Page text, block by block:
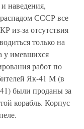
наведения,
СССР все
из-за отсутствия
только на
у имевшихся
работ по
Як-41 М (в
были проданы за
корабль. Корпус